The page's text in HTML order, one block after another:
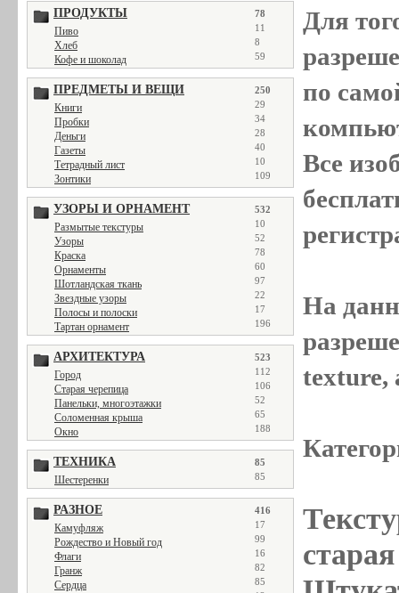
ПРОДУКТЫ 78
Пиво 11
Хлеб 8
Кофе и шоколад 59
ПРЕДМЕТЫ И ВЕЩИ 250
Книги 29
Пробки 34
Деньги 28
Газеты 40
Тетрадный лист 10
Зонтики 109
УЗОРЫ И ОРНАМЕНТ 532
Размытые текстуры 10
Узоры 52
Краска 78
Орнаменты 60
Шотландская ткань 97
Звездные узоры 22
Полосы и полоски 17
Тартан орнамент 196
АРХИТЕКТУРА 523
Город 112
Старая черепица 106
Панельки, многоэтажки 52
Соломенная крыша 65
Окно 188
ТЕХНИКА 85
Шестеренки 85
РАЗНОЕ 416
Камуфляж 17
Рождество и Новый год 99
Флаги 16
Гранж 82
Сердца 85
Для
по
Все
На
texture,